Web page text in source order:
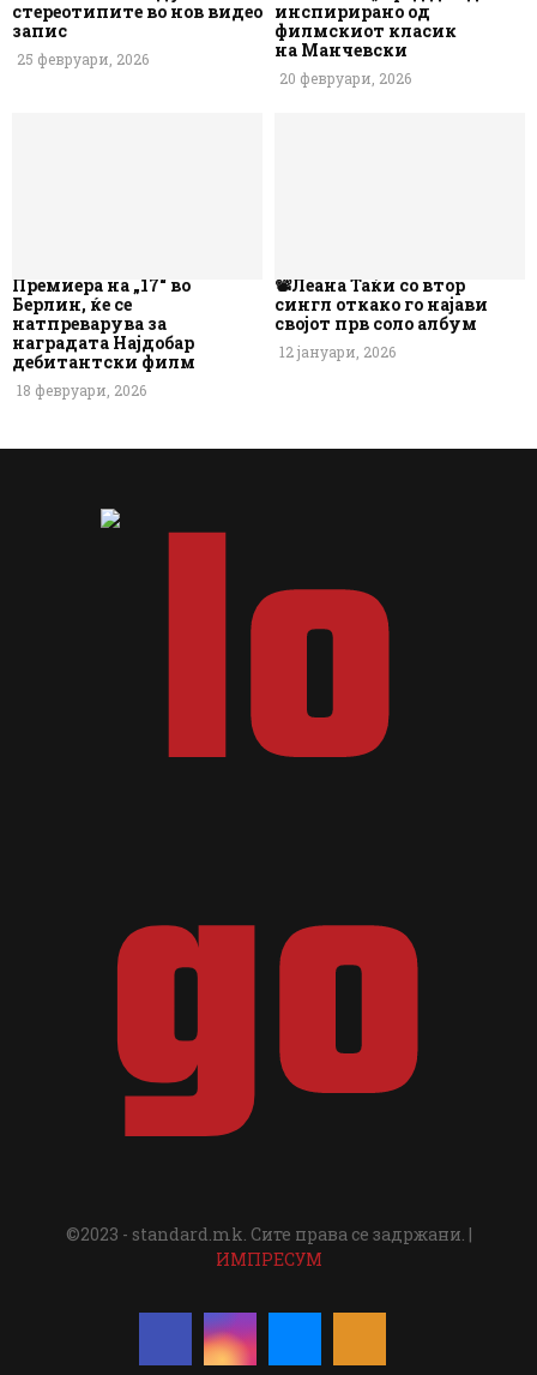
стереотипите во нов видео
запис
25 февруари, 2026
инспирирано од
филмскиот класик
на Манчевски
20 февруари, 2026
Премиера на „17“ во
Берлин, ќе се
натпреварува за
наградата Најдобар
дебитантски филм
18 февруари, 2026
📽️Леана Таќи со втор
сингл откако го најави
својот прв соло албум
12 јануари, 2026
©2023 - standard.mk. Сите права се задржани. |
ИМПРЕСУМ